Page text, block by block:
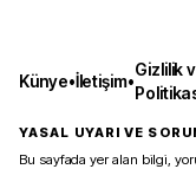
Künye•İletişim•
Gizlilik
YASAL UYARI VE
Bu sayfada yer alan bilgi,